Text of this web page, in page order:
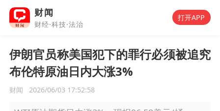
财闻
财经·科技·法治
打开APP
伊朗官员称美国犯下的罪行必须被追究
布伦特原油日内大涨3%
财闻 2026/06/03 17:52:58